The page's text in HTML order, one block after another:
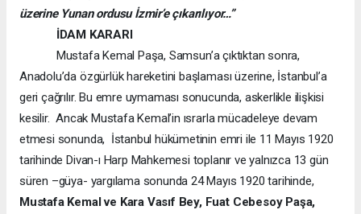
üzerine Yunan ordusu İzmir’e çıkarılıyor…”
İDAM KARARI
Mustafa Kemal Paşa, Samsun’a çıktıktan sonra,
Anadolu’da özgürlük hareketini başlaması üzerine, İstanbul’a
geri çağrılır. Bu emre uymaması sonucunda, askerlikle ilişkisi
kesilir. Ancak Mustafa Kemal’in ısrarla mücadeleye devam
etmesi sonunda, İstanbul hükümetinin emri ile 11 Mayıs 1920
tarihinde Divan-ı Harp Mahkemesi toplanır ve yalnızca 13 gün
süren –güya- yargılama sonunda 24 Mayıs 1920 tarihinde,
Mustafa Kemal ve Kara Vasıf Bey, Fuat Cebesoy Paşa,